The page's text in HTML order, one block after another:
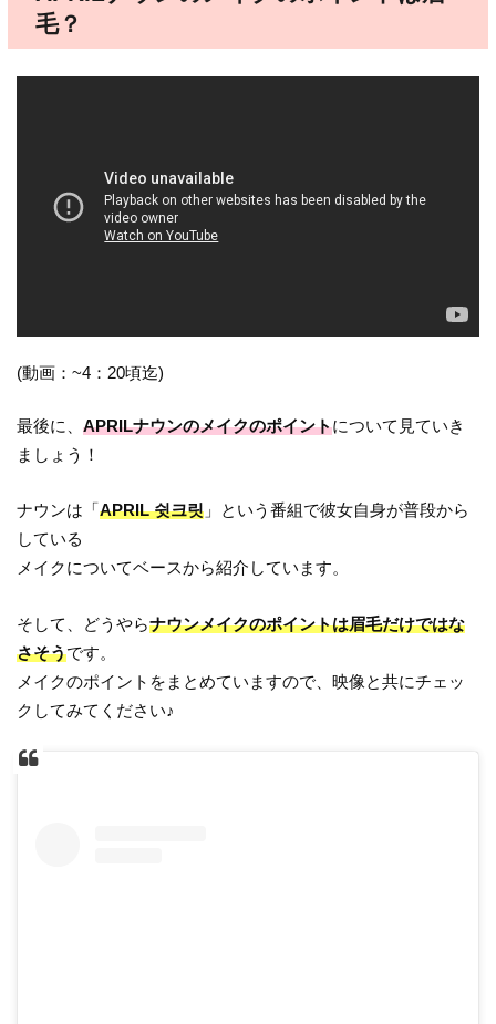
毛？
(動画：~4：20頃迄)
最後に、APRILナウンのメイクのポイントについて見ていき
ましょう！
ナウンは「APRIL 쉿크릿 」という番組で彼女自身が普段から
している
メイクについてベースから紹介しています。
そして、どうやらナウンメイクのポイントは眉毛だけではな
さそうです。
メイクのポイントをまとめていますので、映像と共にチェッ
クしてみてください♪